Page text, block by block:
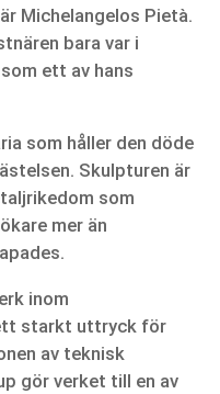
Michelangelos Pietà.
bara var i
ett av hans
som håller den döde
Skulpturen är
som
mer än
inom
starkt uttryck för
av teknisk
gör verket till en av